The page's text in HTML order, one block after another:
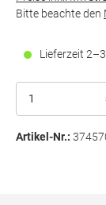
Bitte beachte den
Lieferzeit
Artikel-Nr.: